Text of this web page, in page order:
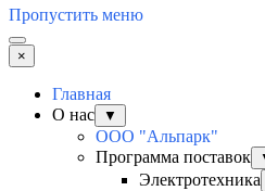
Пропустить меню
×
Главная
О нас
▼
ООО "Альпарк"
Программа поставок
Электротехника